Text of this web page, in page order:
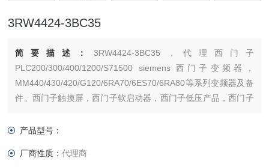
3RW4424-3BC35
简要描述： 3RW4424-3BC35，代理西门子
PLC200/300/400/1200/S71500 siemens 西门子变频器，
MM440/430/420/G120/6RA70/6ES70/6RA80等系列变频器及备
件。西门子触摸屏，西门子软启动器，西门子低压产品，西门子
本公司购买的产品，保证*，假一罚十，质保一年
产品型号：
厂商性质：代理商